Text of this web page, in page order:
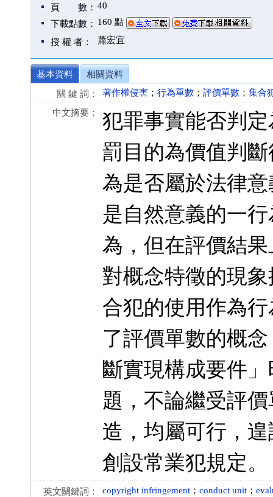
頁 數： 40
下載點數： 160 點
授 權 者： 蕭宏宜
基本資料
相關資料
關 鍵 詞：
著作權侵害 ； 行為單數 ； 評價單數 ； 集合
中文摘要：
犯罪事實能否判
罰目的為價值判
為是否屬於法律
是自然意義的一
為，但在評價結
對概念特徵的現
合犯的使用作為
了評價單數的概
斷實現構成要件
題，不論繼受評
造，均屬可行，
創設常業犯規定。
英文關鍵詞： copyright infringement ； conduct unit ；